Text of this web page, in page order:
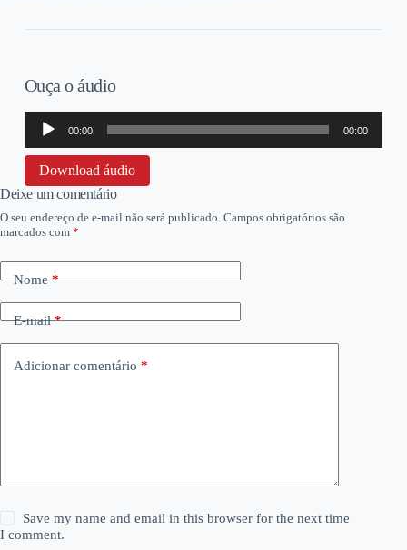
Ouça o áudio
Tocador
áudio
00:00 00:00
Download áudio
Deixe um comentário
O seu endereço de e-mail não será publicado. Campos obrigatórios são
marcados com *
Nome*
E-mail*
Adicionar comentário *
Save my name and email in this browser for the next time
I comment.